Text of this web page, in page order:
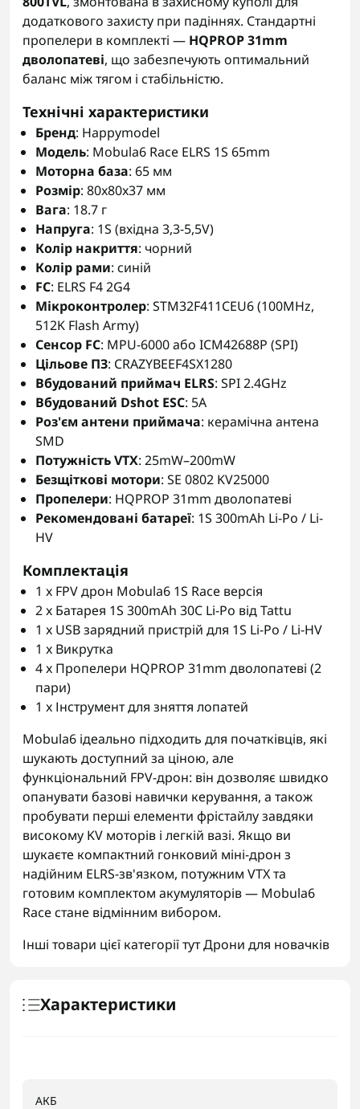
додаткового захисту при падіннях. Стандартні
пропелери в комплекті — HQPROP 31mm
дволопатеві, що забезпечують оптимальний
баланс між тягом і стабільністю.
Технічні характеристики
Бренд: Happymodel
Модель: Mobula6 Race ELRS 1S 65mm
Моторна база: 65 мм
Розмір: 80x80x37 мм
Вага: 18.7 г
Напруга: 1S (вхідна 3,3-5,5V)
Колір накриття: чорний
Колір рами: синій
FC: ELRS F4 2G4
Мікроконтролер: STM32F411CEU6 (100MHz,
512K Flash Army)
Сенсор FC: MPU-6000 або ICM42688P (SPI)
Цільове ПЗ: CRAZYBEEF4SX1280
Вбудований приймач ELRS: SPI 2.4GHz
Вбудований Dshot ESC: 5A
Роз'єм антени приймача: керамічна антена
SMD
Потужність VTX: 25mW–200mW
Безщіткові мотори: SE 0802 KV25000
Пропелери: HQPROP 31mm дволопатеві
Рекомендовані батареї: 1S 300mAh Li-Po / Li-
HV
Комплектація
1 x FPV дрон Mobula6 1S Race версія
2 x Батарея 1S 300mAh 30C Li-Po від Tattu
1 x USB зарядний пристрій для 1S Li-Po / Li-HV
1 x Викрутка
4 x Пропелери HQPROP 31mm дволопатеві (2
пари)
1 x Інструмент для зняття лопатей
Mobula6 ідеально підходить для початківців, які
шукають доступний за ціною, але
функціональний FPV-дрон: він дозволяє швидко
опанувати базові навички керування, а також
пробувати перші елементи фрістайлу завдяки
високому KV моторів і легкій вазі. Якщо ви
шукаєте компактний гонковий міні-дрон з
надійним ELRS-зв'язком, потужним VTX та
готовим комплектом акумуляторів — Mobula6
Race стане відмінним вибором.
Інші товари цієї категорії тутДрони для новачків
Характеристики
АКБ